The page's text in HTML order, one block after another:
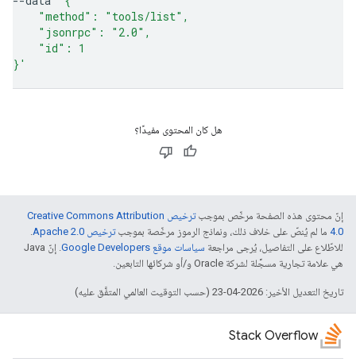
    "method": "tools/list",
    "jsonrpc": "2.0",
    "id": 1
}'
هل كان المحتوى مفيدًا؟
إنّ محتوى هذه الصفحة مرخّص بموجب
ترخيص Creative Commons Attribution
4.0‏ ما لم يُنصّ على خلاف ذلك، ونماذج الرموز مرخّصة بموجبترخيص Apache 2.0‏
.
للاطّلاع على التفاصيل، يُرجى مراجعة سياسات موقع Google Developers‏
. إنّ Java
هي علامة تجارية مسجَّلة لشركة Oracle و/أو شركائها التابعين.
تاريخ التعديل الأخير: 2026-04-23 (حسب التوقيت العالمي المتفَّق عليه)
Stack Overflow